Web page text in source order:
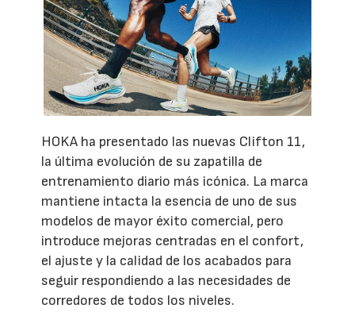
HOKA ha presentado las nuevas Clifton 11,
la última evolución de su zapatilla de
entrenamiento diario más icónica. La marca
mantiene intacta la esencia de uno de sus
modelos de mayor éxito comercial, pero
introduce mejoras centradas en el confort,
el ajuste y la calidad de los acabados para
seguir respondiendo a las necesidades de
corredores de todos los niveles.